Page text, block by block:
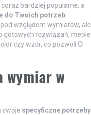
coraz bardziej popularne, a
do Twoich potrzeb.
względem wymiarów, ale
gotowych rozwiązań, meble
czy wzór, co pozwoli Ci
wymiar w
swoje specyficzne potrzeby.